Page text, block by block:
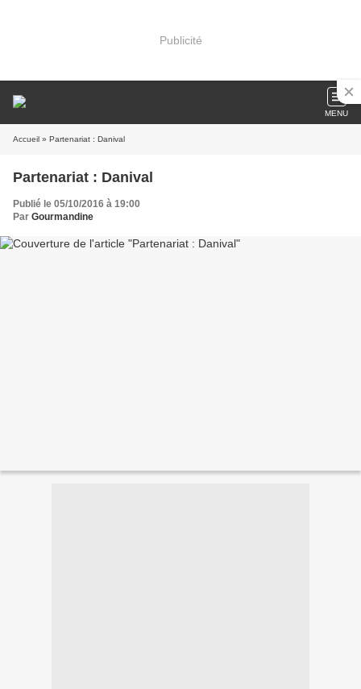
Publicité
MENU
Accueil » Partenariat : Danival
Partenariat : Danival
Publié le 05/10/2016 à 19:00
Par Gourmandine